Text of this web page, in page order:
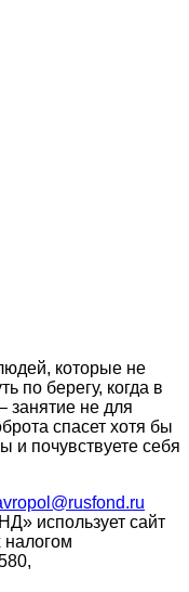
которые не
по берегу, когда в
занятие не для
спасет хотя бы
и почувствуете себя
использует сайт
налогом